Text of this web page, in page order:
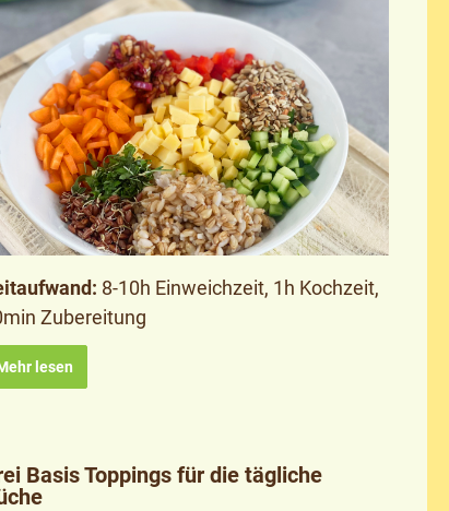
8-10h Einweichzeit, 1h Kochzeit,
Zubereitung
lesen
Basis Toppings für die tägliche